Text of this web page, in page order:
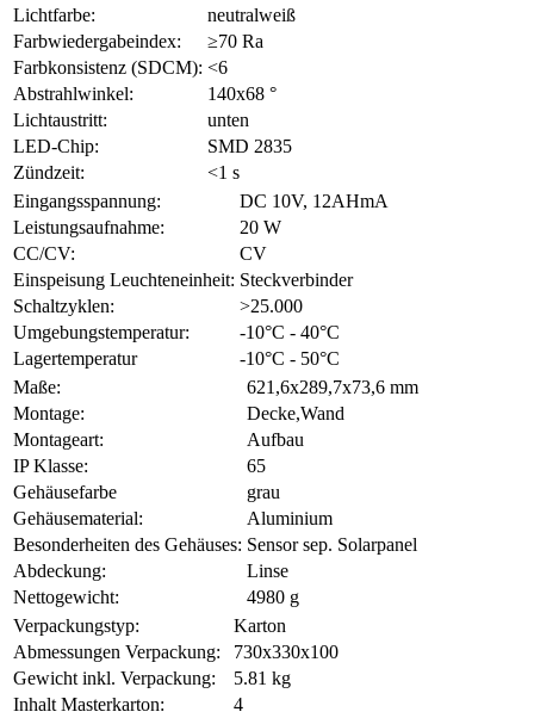
Lichtfarbe:
neutralweiß
Farbwiedergabeindex:
≥70 Ra
Farbkonsistenz (SDCM): <6
Abstrahlwinkel:
140x68 °
Lichtaustritt:
unten
LED-Chip:
SMD 2835
Zündzeit:
<1 s
Eingangsspannung:
DC 10V, 12AHmA
Leistungsaufnahme:
20 W
CC/CV:
CV
Einspeisung Leuchteneinheit: Steckverbinder
Schaltzyklen:
>25.000
Umgebungstemperatur:
-10°C - 40°C
Lagertemperatur
-10°C - 50°C
Maße:
621,6x289,7x73,6 mm
Montage:
Decke,Wand
Montageart:
Aufbau
IP Klasse:
65
Gehäusefarbe
grau
Gehäusematerial:
Aluminium
Besonderheiten des Gehäuses: Sensor sep. Solarpanel
Abdeckung:
Linse
Nettogewicht:
4980 g
Verpackungstyp:
Karton
Abmessungen Verpackung:
730x330x100
Gewicht inkl. Verpackung:
5.81 kg
Inhalt Masterkarton:
4